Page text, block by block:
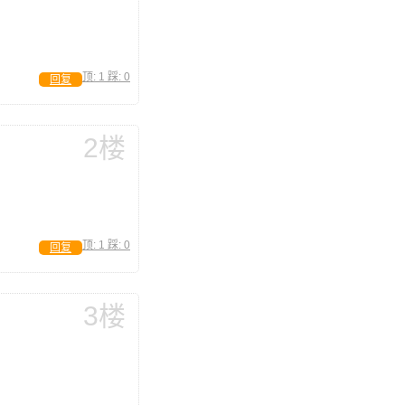
顶: 1 踩: 0
回复
2楼
顶: 1 踩: 0
回复
3楼